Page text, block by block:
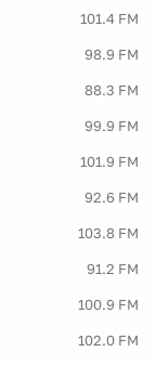
101.4 FM
98.9 FM
88.3 FM
99.9 FM
101.9 FM
92.6 FM
103.8 FM
91.2 FM
100.9 FM
102.0 FM